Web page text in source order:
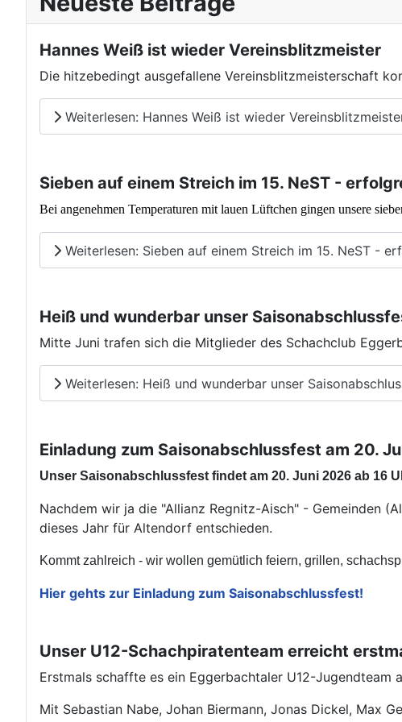
Hannes Weiß ist wieder Vereinsblitzmeister
Die hitzebedingt ausgefallene Vereinsblitzmeisterschaft
Weiterlesen: Hannes Weiß ist wieder
Sieben auf einem Streich im 15. NeST -
Bei angenehmen Temperaturen mit lauen Lüftchen gingen unsere
Weiterlesen: Sieben auf einem Streich im 15. NeST -
Heiß und wunderbar unser
Mitte Juni trafen sich die Mitglieder des Schachclub
Weiterlesen: Heiß und wunderbar unser
Einladung zum Saisonabschlussfest am 20.
Unser Saisonabschlussfest findet am 20. Juni 2026 ab 16
Nachdem wir ja die "Allianz Regnitz-Aisch" - Gemeinden
dieses Jahr für Altendorf entschieden.
Kommt zahlreich - wir wollen gemütlich feiern, grillen,
Hier gehts zur Einladung zum Saisonabschlussfest!
Unser U12-Schachpiratenteam erreicht
Erstmals schaffte es ein Eggerbachtaler U12-Jugendteam
Mit Sebastian Nabe, Johan Biermann, Jonas Dickel, Max